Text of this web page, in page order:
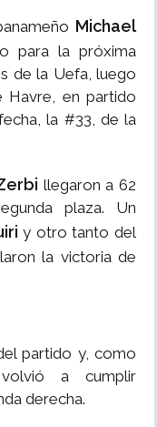
Michael
para la próxima
de la Uefa, luego
en partido
la #33, de la
llegaron a 62
plaza. Un
y otro tanto del
la victoria de
partido y, como
a cumplir
derecha.